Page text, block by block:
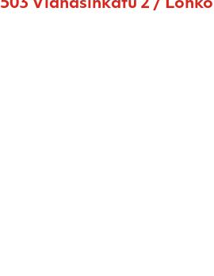
503 Vidnäsinkatu 2 /